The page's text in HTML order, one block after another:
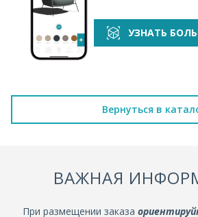
УЗНАТЬ
Вернуться в
ВАЖНАЯ
При размещении заказа